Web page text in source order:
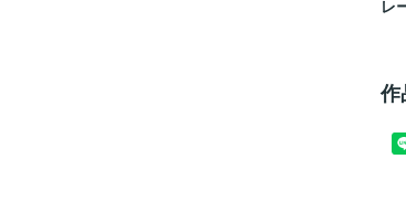
レ
作